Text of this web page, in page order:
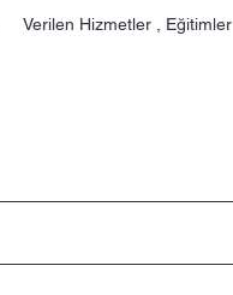
Verilen Hizmetler , Eğitimler